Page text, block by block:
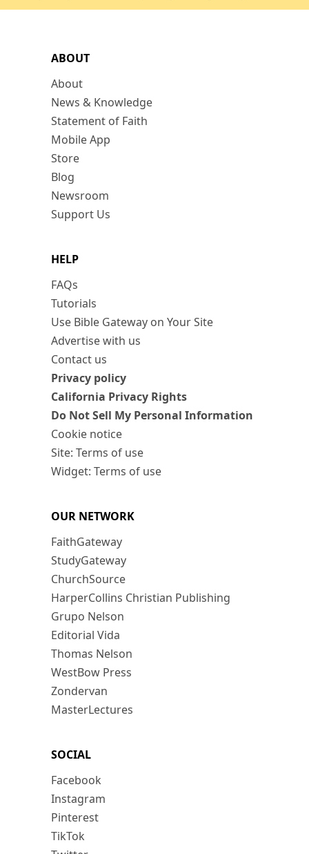
ABOUT
About
News & Knowledge
Statement of Faith
Mobile App
Store
Blog
Newsroom
Support Us
HELP
FAQs
Tutorials
Use Bible Gateway on Your Site
Advertise with us
Contact us
Privacy policy
California Privacy Rights
Do Not Sell My Personal Information
Cookie notice
Site: Terms of use
Widget: Terms of use
OUR NETWORK
FaithGateway
StudyGateway
ChurchSource
HarperCollins Christian Publishing
Grupo Nelson
Editorial Vida
Thomas Nelson
WestBow Press
Zondervan
MasterLectures
SOCIAL
Facebook
Instagram
Pinterest
TikTok